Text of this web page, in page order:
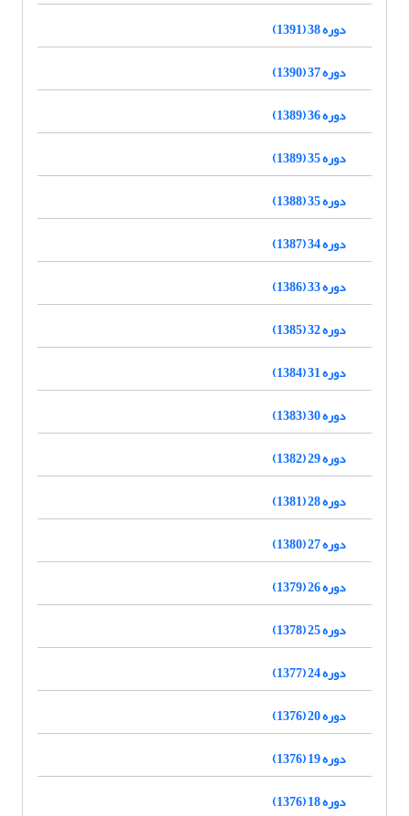
دوره 38 (1391)
دوره 37 (1390)
دوره 36 (1389)
دوره 35 (1389)
دوره 35 (1388)
دوره 34 (1387)
دوره 33 (1386)
دوره 32 (1385)
دوره 31 (1384)
دوره 30 (1383)
دوره 29 (1382)
دوره 28 (1381)
دوره 27 (1380)
دوره 26 (1379)
دوره 25 (1378)
دوره 24 (1377)
دوره 20 (1376)
دوره 19 (1376)
دوره 18 (1376)